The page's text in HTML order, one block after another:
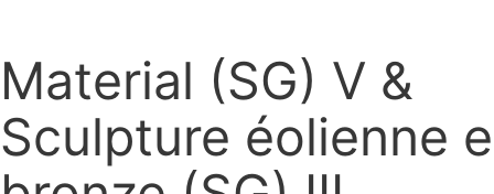
Material (SG) V &
Sculpture éolienne